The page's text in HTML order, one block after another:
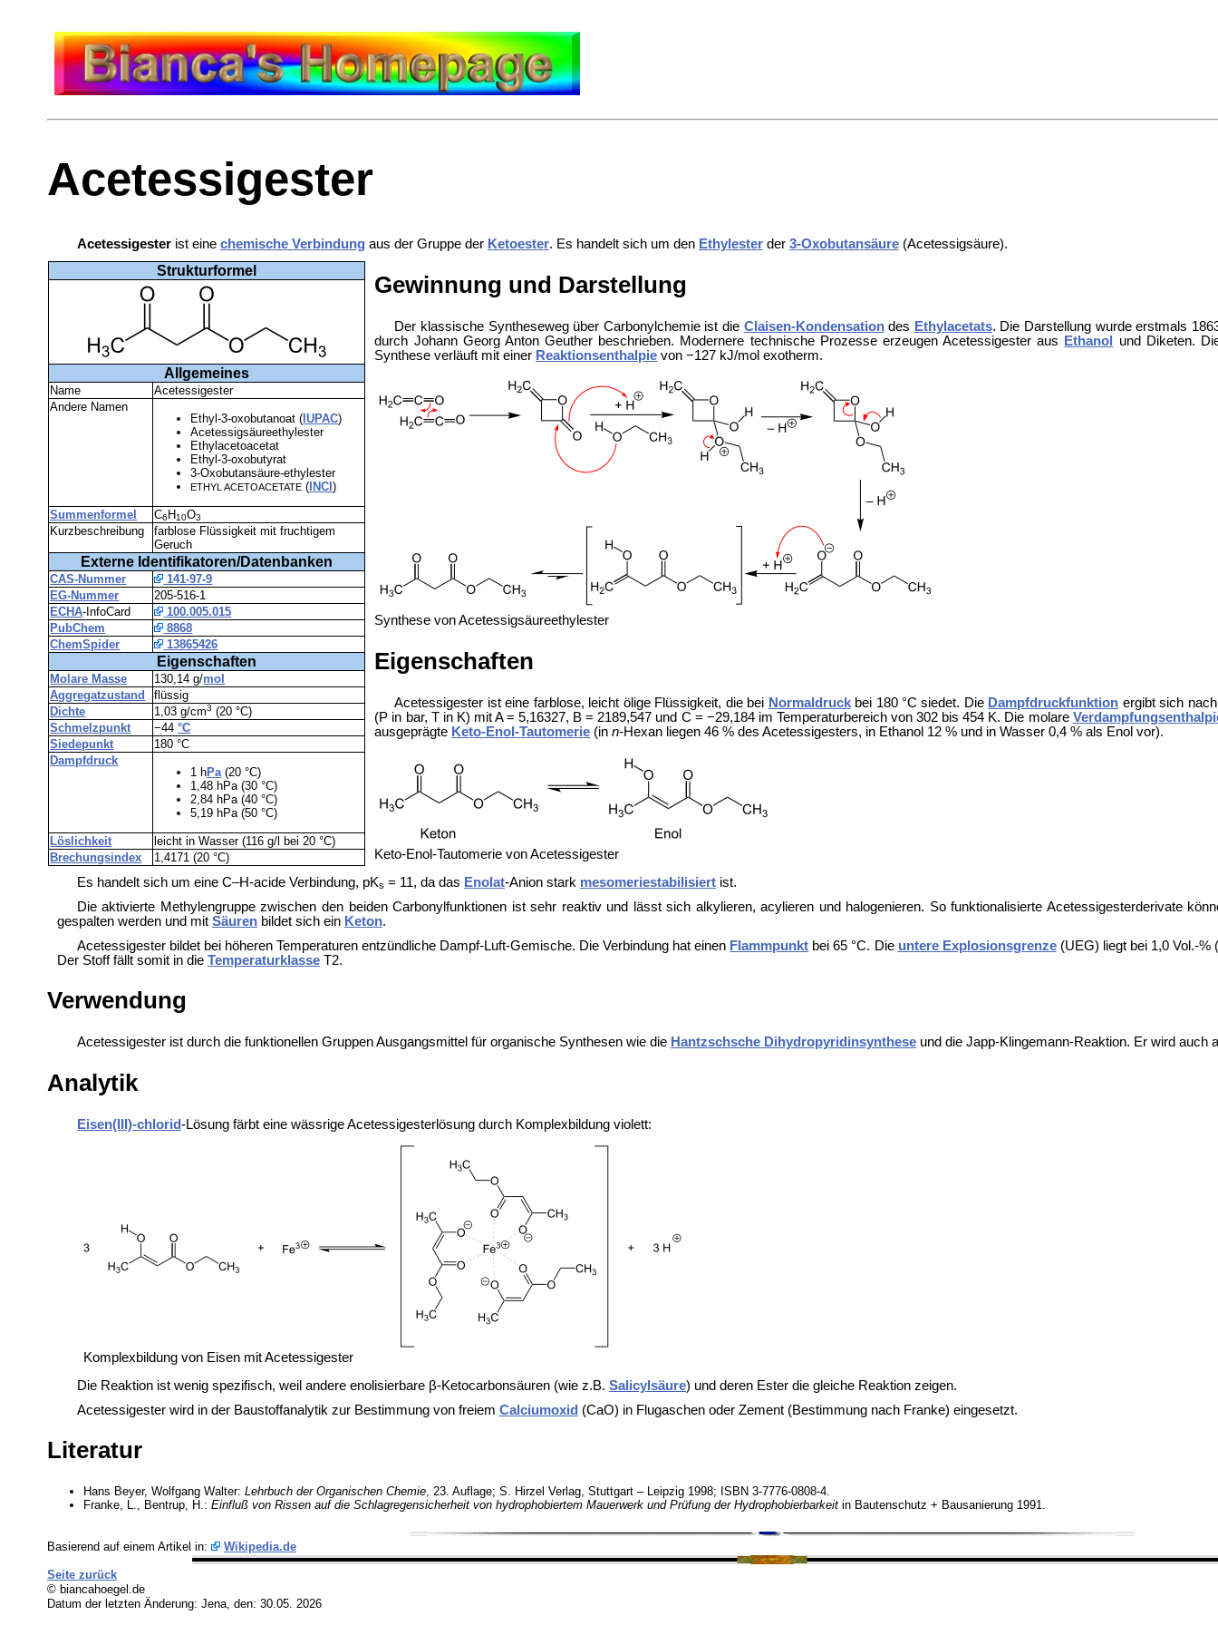
Acetessigester
Acetessigesterist eine chemische Verbindungaus der Gruppe der Ketoester. Es handelt sich um den Ethylesterder 3-Oxobutansäure(Acetessigsäure).
Strukturformel
Allgemeines
Name
Acetessigester
Andere Namen
Ethyl-3-oxobutanoat ( IUPAC)
Acetessigsäureethylester
Ethylacetoacetat
Ethyl-3-oxobutyrat
3-Oxobutansäure-ethylester
ETHYL ACETOACETATE ( INCI)
Summenformel C6 H10O3
Kurzbeschreibung
farblose Flüssigkeit mit fruchtigem
Geruch
Externe Identifikatoren/Datenbanken
CAS-Nummer
141-97-9
EG-Nummer
205-516-1
ECHA-InfoCard
100.005.015
PubChem
8868
ChemSpider
13865426
Eigenschaften
Molare Masse 130,14 g/mol
Aggregatzustand
flüssig
Dichte
1,03 g/cm3 (20 °C)
Schmelzpunkt
−44°C
Siedepunkt
180 °C
Dampfdruck
1 hPa(20 °C)
1,48 hPa (30 °C)
2,84 hPa (40 °C)
5,19 hPa (50 °C)
Löslichkeit
leicht in Wasser (116 g/l bei 20 °C)
Brechungsindex
1,4171 (20 °C)
Gewinnung und Darstellung
Der klassische Syntheseweg über Carbonylchemie ist die Claisen-Kondensationdes Ethylacetats. Die Darstellung wurde erstmals
durch Johann Georg Anton Geuther beschrieben. Modernere technische Prozesse erzeugen Acetessigester aus Ethanol und
Diketen.
Synthese verläuft mit einer Reaktionsenthalpie von −127 kJ/mol exotherm.
Synthese von Acetessigsäureethylester
Eigenschaften
Acetessigester ist eine farblose, leicht ölige Flüssigkeit, die bei Normaldruckbei 180 °C siedet. Die Dampfdruckfunktion ergibt sich
(P in bar, T in K) mit A = 5,16327, B = 2189,547 und C = −29,184 im Temperaturbereich von 302 bis 454 K. Die molare
ausgeprägte Keto-Enol-Tautomerie (inn-Hexan liegen 46 % des Acetessigesters, in Ethanol 12 % und in Wasser 0,4 % als Enol vor).
Keto-Enol-Tautomerie von Acetessigester
Es handelt sich um eine C–H-acide Verbindung, pKs = 11, da das Enolat-Anion stark mesomeriestabilisiertist.
Die aktivierte Methylengruppe zwischen den beiden Carbonylfunktionen ist sehr reaktiv und lässt sich alkylieren, acylieren und halogenieren. So funktionalisierte Acetessigesterderivate
gespalten werden und mit Säurenbildet sich ein Keton.
Acetessigester bildet bei höheren Temperaturen entzündliche Dampf-Luft-Gemische. Die Verbindung hat einen Flammpunkt bei 65 °C. Die untere Explosionsgrenze(UEG) liegt bei 1,0 Vol.‑%
Der Stoff fällt somit in die TemperaturklasseT2.
Verwendung
Acetessigester ist durch die funktionellen Gruppen Ausgangsmittel für organische Synthesen wie die Hantzschsche Dihydropyridinsyntheseund die Japp-Klingemann-Reaktion. Er wird auch
Analytik
Eisen(III)-chlorid-Lösung färbt eine wässrige Acetessigesterlösung durch Komplexbildung violett:
Komplexbildung von Eisen mit Acetessigester
Die Reaktion ist wenig spezifisch, weil andere enolisierbare β-Ketocarbonsäuren (wie z.B. Salicylsäure) und deren Ester die gleiche Reaktion zeigen.
Acetessigester wird in der Baustoffanalytik zur Bestimmung von freiem Calciumoxid (CaO) in Flugaschen oder Zement (Bestimmung nach Franke) eingesetzt.
Literatur
Hans Beyer, Wolfgang Walter: Lehrbuch der Organischen Chemie, 23. Auflage; S. Hirzel Verlag, Stuttgart – Leipzig 1998; ISBN 3-7776-0808-4.
Franke, L., Bentrup, H.: Einfluß von Rissen auf die Schlagregensicherheit von hydrophobiertem Mauerwerk und Prüfung der Hydrophobierbarkeitin Bautenschutz + Bausanierung 1991.
Basierend auf einem Artikel in: Wikipedia.de
Seite zurück
© biancahoegel.de
Datum der letzten Änderung: Jena, den: 30.05. 2026